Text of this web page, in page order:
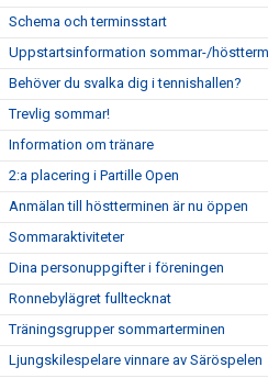
Schema och terminsstart
Uppstartsinformation sommar-/
Behöver du svalka dig i tennishallen?
Trevlig sommar!
Information om tränare
2:a placering i Partille Open
Anmälan till höstterminen är nu öppen
Sommaraktiviteter
Dina personuppgifter i föreningen
Ronnebylägret fulltecknat
Träningsgrupper sommarterminen
Ljungskilespelare vinnare av Säröspelen